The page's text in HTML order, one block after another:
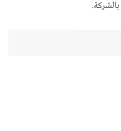
بالشركة.